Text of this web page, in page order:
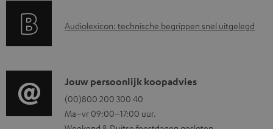
d
u
m
e
n
e
i
n
A
i
o
g
Audiolexicon: technische begrippen snel uitgelegd
C
o
n
Jouw persoonlijk koopadvies
(00)800 200 300 40
Ma–vr 09:00–17:00 uur.